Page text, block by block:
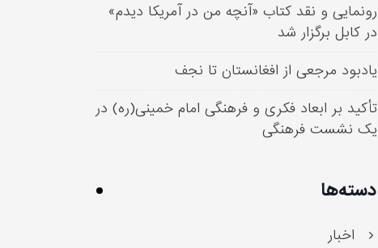
رونمایی و نقد کتاب «آنچه من در آمریکا دیدم»
در کابل برگزار شد
یادبود مرجعی از افغانستان تا نجف
تأکید بر ابعاد فکری و فرهنگی امام خمینی(ره) در
یک نشست فرهنگی
دسته‌ها
اخبار